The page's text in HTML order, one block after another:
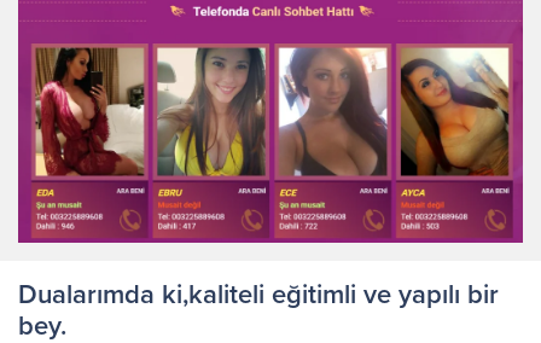
Dualarımda ki,kaliteli eğitimli ve yapılı bir
bey.